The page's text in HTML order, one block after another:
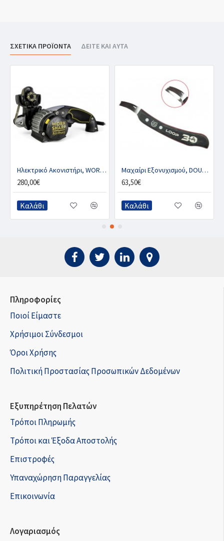
ΣΧΕΤΙΚΑ ΠΡΟΪΟΝΤΑ ΔΕΙΤΕ ΚΑΙ ΑΥΤΑ
Ηλεκτρικό Ακονιστήρι, WORK SHARP KEN ONION EDITION
280,00€
Καλάθι
Μαχαίρι Εξονυχισμού, DOUBLE-S LOOP 30A
63,50€
Καλάθι
Πληροφορίες
Ποιοί Είμαστε
Χρήσιμοι Σύνδεσμοι
Όροι Χρήσης
Πολιτική Προστασίας Προσωπικών Δεδομένων
Εξυπηρέτηση Πελατών
Τρόποι Πληρωμής
Τρόποι και Έξοδα Αποστολής
Επιστροφές
Υπαναχώρηση Παραγγελίας
Επικοινωνία
Λογαριασμός